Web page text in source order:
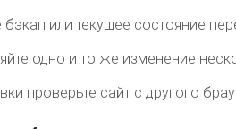
бэкап или текущее состояние
одно и то же изменение
проверьте сайт с другого